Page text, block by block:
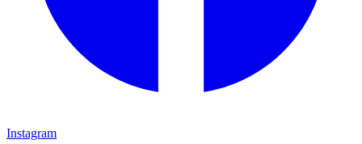
Instagram